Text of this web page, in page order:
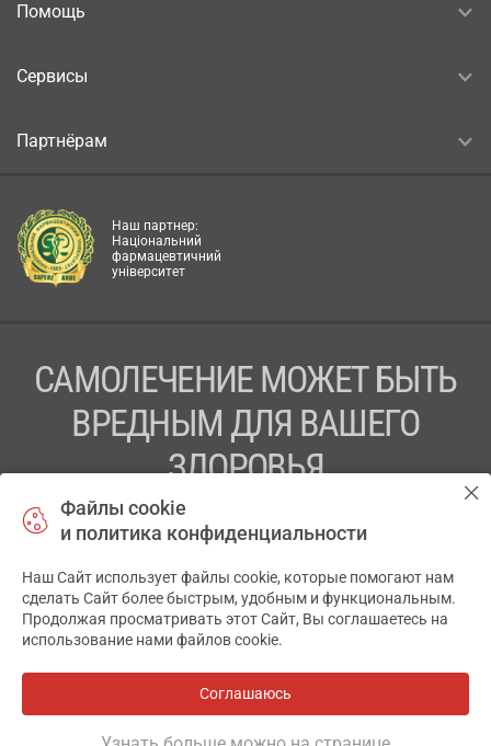
Помощь
Сервисы
Партнёрам
Наш партнер:
Національний
фармацевтичний
університет
САМОЛЕЧЕНИЕ МОЖЕТ БЫТЬ
ВРЕДНЫМ ДЛЯ ВАШЕГО
ЗДОРОВЬЯ
ПЕРЕД ПРИМЕНЕНИЕМ ПРЕПАРАТА
ПРОКОНСУЛЬТИРУЙТЕСЬ С ВРАЧОМ
ТОВ «АПТЕКА 911.ЮА» Код ЄДРПОУ 43631965.
Отказ от ответственности
АПТЕКА911.ЮА
Файлы cookie
и политика конфиденциальности
Наш Сайт использует файлы cookie, которые помогают нам
сделать Сайт более быстрым, удобным и функциональным.
Продолжая просматривать этот Сайт, Вы соглашаетесь на
использование нами файлов cookie.
Соглашаюсь
✕